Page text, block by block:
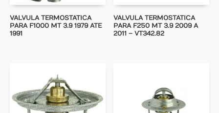
VALVULA TERMOSTATICA
PARA F1000 MT 3.9 1979 ATE
1991
VALVULA TERMOSTATICA
PARA F250 MT 3.9 2009 A
2011 – VT342.82